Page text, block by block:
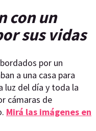
con un
sus vidas
por un
a una casa para
luz del día y toda la
cámaras de
Mirá las imágenes en